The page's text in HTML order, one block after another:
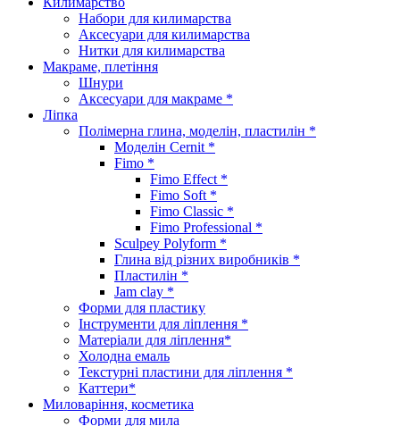
Набори для килимарства
Аксесуари для килимарства
Нитки для килимарства
Макраме, плетіння
Шнури
Аксесуари для макраме *
Ліпка
Полімерна глина, моделін, пластилін *
Моделін Cernit *
Fimo *
Fimo Effect *
Fimo Soft *
Fimo Classic *
Fimo Professional *
Sculpey Polyform *
Глина від різних виробників *
Пластилін *
Jam clay *
Форми для пластику
Інструменти для ліплення *
Матеріали для ліплення*
Холодна емаль
Текстурні пластини для ліплення *
Каттери*
Миловаріння, косметика
Форми для мила